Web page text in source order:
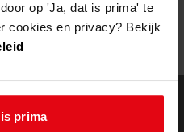
op 'Ja, dat is prima' te
cookies en privacy? Bekijk
prima
lijst van de website